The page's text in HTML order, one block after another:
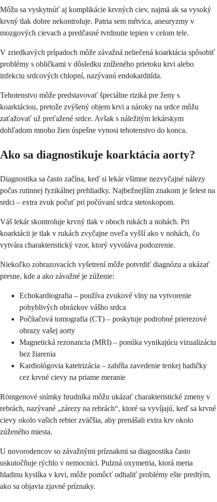
Môžu sa vyskytnúť aj komplikácie krvných ciev, najmä ak sa vysoký
krvný tlak dobre nekontroluje. Patria sem mŕtvica, aneuryzmy v
mozgových cievach a predčasné tvrdnutie tepien v celom tele.
V zriedkavých prípadoch môže závažná neliečená koarktácia spôsobiť
problémy s obličkami v dôsledku zníženého prietoku krvi alebo
infekciu srdcových chlopní, nazývanú endokarditída.
Tehotenstvo môže predstavovať špeciálne riziká pre ženy s
koarktáciou, pretože zvýšený objem krvi a nároky na srdce môžu
zaťažovať už preťažené srdce. Avšak s náležitým lekárskym
dohľadom mnoho žien úspešne vynosi tehotenstvo do konca.
Ako sa diagnostikuje koarktácia aorty?
Diagnostika sa často začína, keď si lekár všimne nezvyčajné nálezy
počas rutinnej fyzikálnej prehliadky. Najbežnejším znakom je šelest na
srdci – extra zvuk počuť pri počúvaní srdca stetoskopom.
Váš lekár skontroluje krvný tlak v oboch rukách a nohách. Pri
koarktácii je tlak v rukách zvyčajne oveľa vyšší ako v nohách, čo
vytvára charakteristický vzor, ktorý vyvoláva podozrenie.
Niekoľko zobrazovacích vyšetrení môže potvrdiť diagnózu a ukázať
presne, kde a ako závažné je zúženie:
Echokardiografia – používa zvukové vlny na vytvorenie
pohyblivých obrázkov vášho srdca
Počítačová tomografia (CT) – poskytuje podrobné prierezové
obrazy vašej aorty
Magnetická rezonancia (MRI) – ponúka vynikajúcu vizualizáciu
bez žiarenia
Kardiológovia katetrizácia – zahŕňa zavedenie tenkej hadičky
cez krvné cievy na priame meranie
Röntgenové snímky hrudníka môžu ukázať charakteristické zmeny v
rebrách, nazývané „zárezy na rebrách“, ktoré sa vyvíjajú, keď sa krvné
cievy okolo vašich rebier zväčšia, aby prenášali extra krv okolo
zúženého miesta.
U novorodencov so závažnými príznakmi sa diagnostika často
uskutočňuje rýchlo v nemocnici. Pulzná oxymetria, ktorá meria
hladinu kyslíka v krvi, môže pomôcť odhaliť problémy ešte predtým,
ako sa objavia zjavné príznaky.